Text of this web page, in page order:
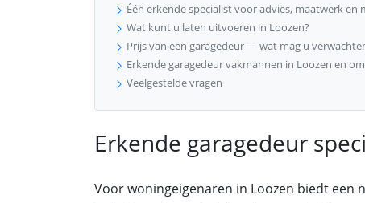
Één erkende specialist voor advies, maatwerk en
Wat kunt u laten uitvoeren in Loozen?
Prijs van een garagedeur — wat mag u
Erkende garagedeur vakmannen in Loozen en
Veelgestelde vragen
Erkende garagedeur
Voor woningeigenaren in Loozen biedt een